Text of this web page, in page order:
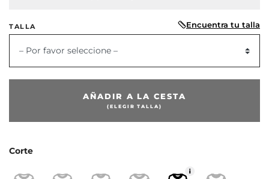
TALLA Encuentra tu talla
– Por favor seleccione –
AÑADIR A LA CESTA
(ELEGIR TALLA)
Corte